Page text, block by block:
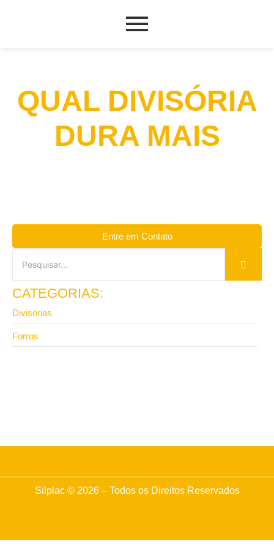
QUAL DIVISÓRIA
DURA MAIS
Entre em Contato
CATEGORIAS:
Divisórias
Forros
Silplac © 2026 – Todos os Direitos Reservados